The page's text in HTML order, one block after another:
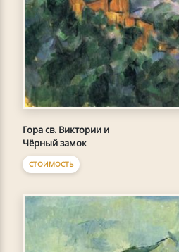
Гора св. Виктории и
Чёрный замок
СТОИМОСТЬ